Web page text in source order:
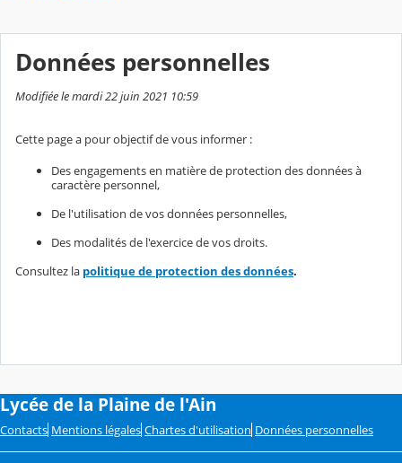
Données personnelles
Modifiée le mardi 22 juin 2021 10:59
Cette page a pour objectif de vous informer :
Des engagements en matière de protection des données à
caractère personnel,
De l'utilisation de vos données personnelles,
Des modalités de l'exercice de vos droits.
Consultez la politique de protection des données.
Lycée de la Plaine de l'Ain
Contacts Mentions légales Chartes d'utilisation Données personnelles